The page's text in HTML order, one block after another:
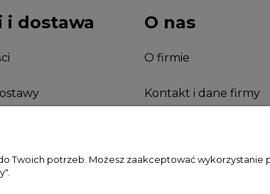
i dostawa O nas
O firmie
Kontakt i dane firmy
Twoich potrzeb. Możesz zaakceptować wykorzystanie